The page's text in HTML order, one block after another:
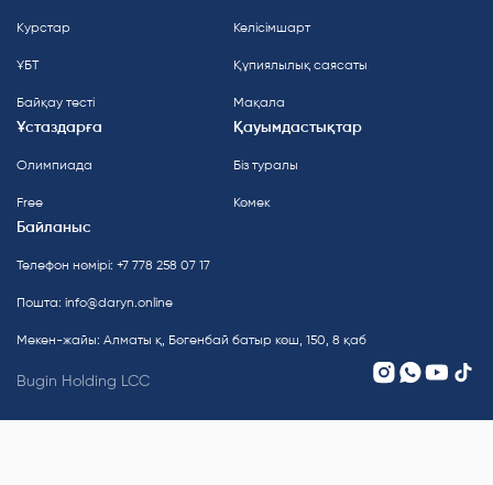
Курстар
ҰБТ
Байқау тесті
Келісімшарт
Құпиялылық саясаты
Мақала
Ұстаздарға
Олимпиада
Free
Қауымдастықтар
Біз туралы
Көмек
Байланыс
Телефон нөмірі: +7 778 258 07 17
Пошта: info@daryn.online
Мекен-жайы: Алматы қ, Бөгенбай батыр көш, 150, 8 қаб
Bugin Holding LCC